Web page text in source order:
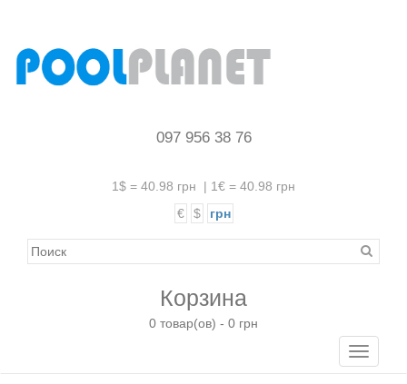
097 956 38 76
1$ = 40.98 грн | 1€ = 40.98 грн
€
$ грн
Корзина
0 товар(ов) - 0 грн
Toggle